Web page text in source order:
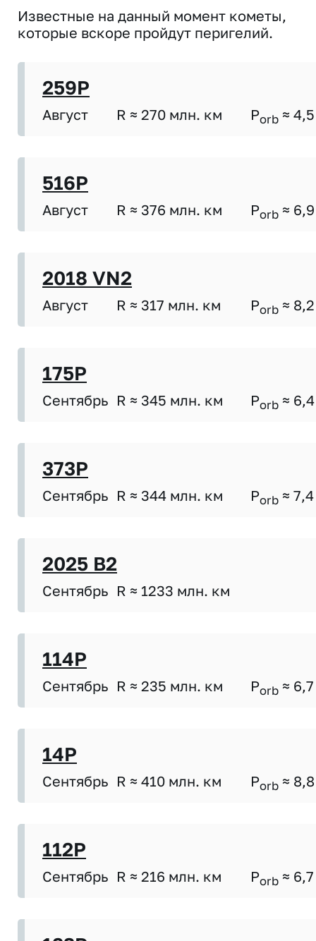
Известные на данный момент кометы,
которые вскоре пройдут перигелий.
259P
Август R ≈ 270 млн. км Porb ≈ 4,5
516P
Август R ≈ 376 млн. км Porb ≈ 6,9
2018 VN2
Август R ≈ 317 млн. км Porb ≈ 8,2
175P
Сентябрь R ≈ 345 млн. км Porb ≈ 6,4
373P
Сентябрь R ≈ 344 млн. км Porb ≈ 7,4
2025 B2
Сентябрь R ≈ 1233 млн. км
114P
Сентябрь R ≈ 235 млн. км Porb ≈ 6,7
14P
Сентябрь R ≈ 410 млн. км Porb ≈ 8,8
112P
Сентябрь R ≈ 216 млн. км Porb ≈ 6,7